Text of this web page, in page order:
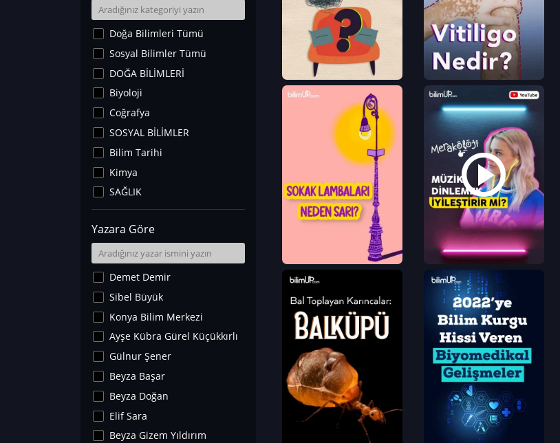
Doğa Bilimleri Tümü
Sosyal Bilimler Tümü
DOĞA BİLİMLERİ
Biyoloji
Coğrafya
SOSYAL BİLİMLER
Bilim Tarihi
Kimya
SAĞLIK
Sanat Tarihi
Fizik
Yer Bilimleri
Astronomi ve Uzay
Noroloji
Matematik
Teknoloji
İklim Değişikliği
Arkeoloji
Kültür&Sanat
Yaşam Tavsiyeleri
Merakoloji
Yazara Göre
Demet Demir
Sibel Büyük
Konya Bilim Merkezi
Ayşe Kübra Gürel Küçükkırlı
Gülnur Şener
Beyza Başar
Beyza Doğan
Elif Sara
Beyza Gizem Yıldırım